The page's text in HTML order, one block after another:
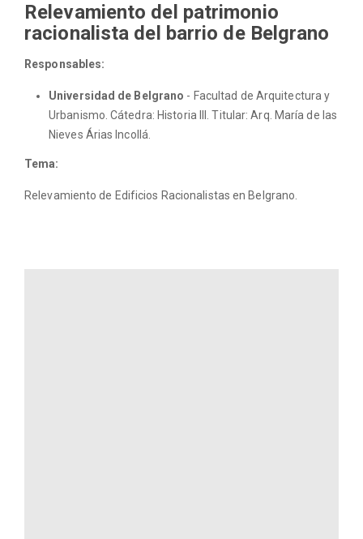
Relevamiento del patrimonio
racionalista del barrio de Belgrano
Responsables:
Universidad de Belgrano - Facultad de Arquitectura y
Urbanismo. Cátedra: Historia III. Titular: Arq. María de las
Nieves Árias Incollá.
Tema:
Relevamiento de Edificios Racionalistas en Belgrano.